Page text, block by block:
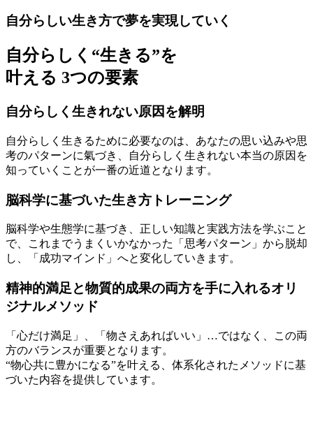
自分らしい生き方で夢を実現していく
自分らしく“生きる”を
叶える 3つの要素
自分らしく生きれない原因を解明
自分らしく生きるために必要なのは、あなたの思い込みや思
考のパターンに氣づき、自分らしく生きれない本当の原因を
知っていくことが一番の近道となります。
脳科学に基づいた生き方トレーニング
脳科学や生態学に基づき、正しい知識と実践方法を学ぶこと
で、これまでうまくいかなかった「思考パターン」から脱却
し、「成功マインド」へと変化していきます。
精神的満足と物質的成果の両方を手に入れるオリ
ジナルメソッド
「心だけ満足」、「物さえあればいい」…ではなく、この両
方のバランスが重要となります。
“物心共に豊かになる”を叶える、体系化されたメソッドに基
づいた内容を提供しています。